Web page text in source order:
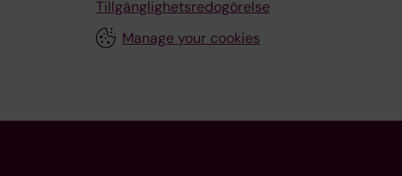
Tillgänglighetsredogörelse
Manage your cookies